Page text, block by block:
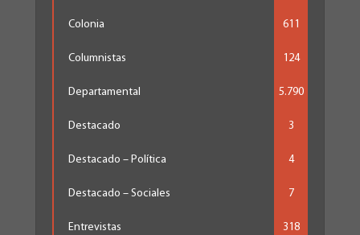
Colonia 611
Columnistas 124
Departamental 5.790
Destacado 3
Destacado – Política 4
Destacado – Sociales 7
Entrevistas 318